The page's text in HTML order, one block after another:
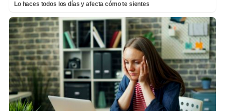
Lo haces todos los días y afecta cómo te sientes